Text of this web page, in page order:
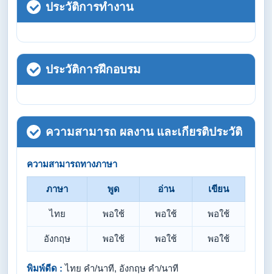
ประวัติการทำงาน
ประวัติการฝึกอบรม
ความสามารถ ผลงาน และเกียรติประวัติ
ความสามารถทางภาษา
ภาษา พูด อ่าน เขียน
ไทย พอใช้ พอใช้ พอใช้
อังกฤษ พอใช้ พอใช้ พอใช้
พิมพ์ดีด : ไทย คำ/นาที, อังกฤษ คำ/นาที